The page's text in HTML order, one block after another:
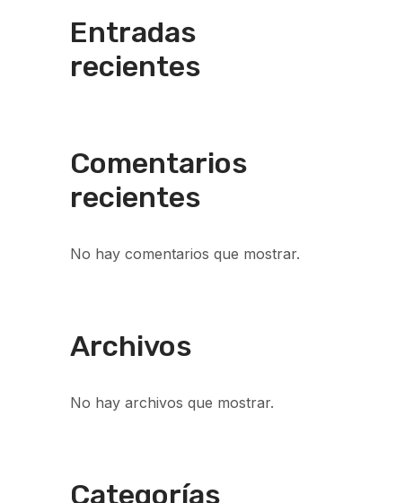
Entradas
recientes
Comentarios
recientes
No hay comentarios que mostrar.
Archivos
No hay archivos que mostrar.
Categorías